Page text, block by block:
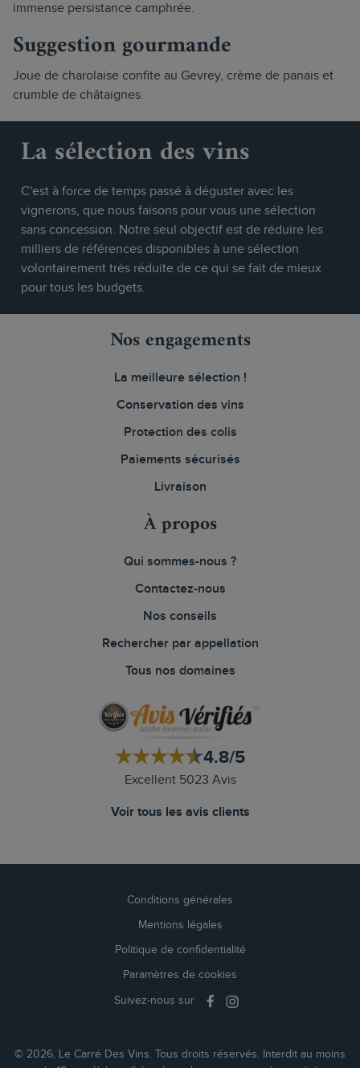
immense persistance camphrée.
Suggestion gourmande
Joue de charolaise confite au Gevrey, crème de panais et
crumble de châtaignes.
La sélection des vins
C'est à force de temps passé à déguster avec les
vignerons, que nous faisons pour vous une sélection
sans concession. Notre seul objectif est de réduire les
milliers de références disponibles à une sélection
volontairement très réduite de ce qui se fait de mieux
pour tous les budgets.
Nos engagements
La meilleure sélection !
Conservation des vins
Protection des colis
Paiements sécurisés
Livraison
À propos
Qui sommes-nous ?
Contactez-nous
Nos conseils
Rechercher par appellation
Tous nos domaines
4.8/5
Excellent 5023 Avis
Voir tous les avis clients
Conditions générales
Mentions légales
Politique de confidentialité
Paramètres de cookies
Suivez-nous sur
© 2026, Le Carré Des Vins. Tous droits réservés. Interdit au moins